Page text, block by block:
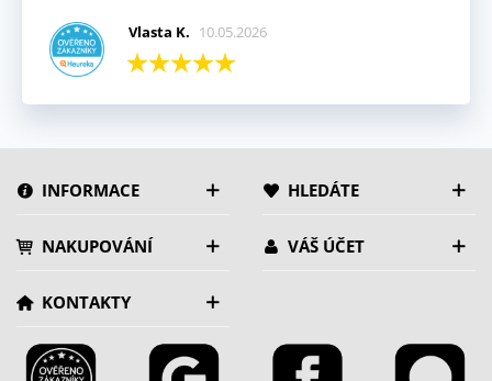
Vlasta K. 10.05.2026
INFORMACE HLEDÁTE
NAKUPOVÁNÍ VÁŠ ÚČET
KONTAKTY